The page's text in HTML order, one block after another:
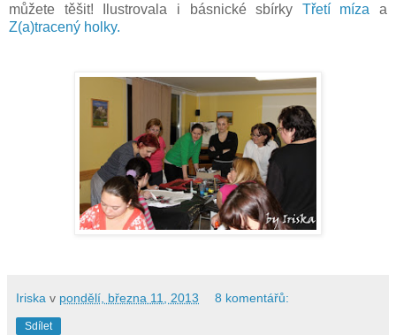
můžete těšit! Ilustrovala i básnické sbírky Třetí míza a
Z(a)tracený holky.
Iriska v pondělí, března 11, 2013 8 komentářů:
Sdílet